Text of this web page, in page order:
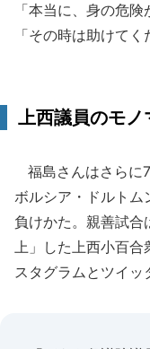
「本当に、身の危
「その時は助けて
上西議員のモノ
福島さんはさらに
ボルシア・ドルトム
負けかた。親善試合
上」した上西小百合
スタグラムとツイッ